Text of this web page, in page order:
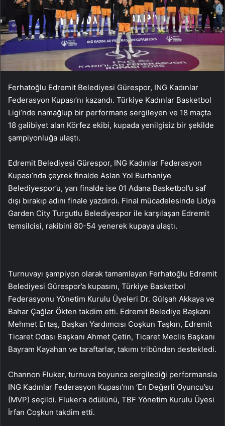
Ferhatoğlu Edremit Belediyesi Gürespor, ING Kadınlar
Federasyon Kupası’nı kazandı. Türkiye Kadınlar Basketbol
Ligi’nde namağlup bir performans sergileyen ve 18 maçta
18 galibiyet alan Körfez ekibi, kupada yenilgisiz bir şekilde
şampiyonluğa ulaştı.
Edremit Belediyesi Gürespor, ING Kadınlar Federasyon
Kupası’nda çeyrek finalde Aslan Yol Burhaniye
Belediyespor’u, yarı finalde ise 01 Adana Basketbol’u saf
dışı bırakıp adını finale yazdırdı. Final mücadelesinde Lidya
Garden City Turgutlu Belediyespor ile karşılaşan Edremit
temsilcisi, rakibini 80-54 yenerek kupaya ulaştı.
Turnuvayı şampiyon olarak tamamlayan Ferhatoğlu Edremit
Belediyesi Gürespor’a kupasını, Türkiye Basketbol
Federasyonu Yönetim Kurulu Üyeleri Dr. Gülşah Akkaya ve
Bahar Çağlar Ökten takdim etti. Edremit Belediye Başkanı
Mehmet Ertaş, Başkan Yardımcısı Coşkun Taşkın, Edremit
Ticaret Odası Başkanı Ahmet Çetin, Ticaret Meclis Başkanı
Bayram Kayahan ve taraftarlar, takımı tribünden destekledi.
Channon Fluker, turnuva boyunca sergilediği performansla
ING Kadınlar Federasyon Kupası’nın ‘En Değerli Oyuncu’su
(MVP) seçildi. Fluker’a ödülünü, TBF Yönetim Kurulu Üyesi
İrfan Coşkun takdim etti.